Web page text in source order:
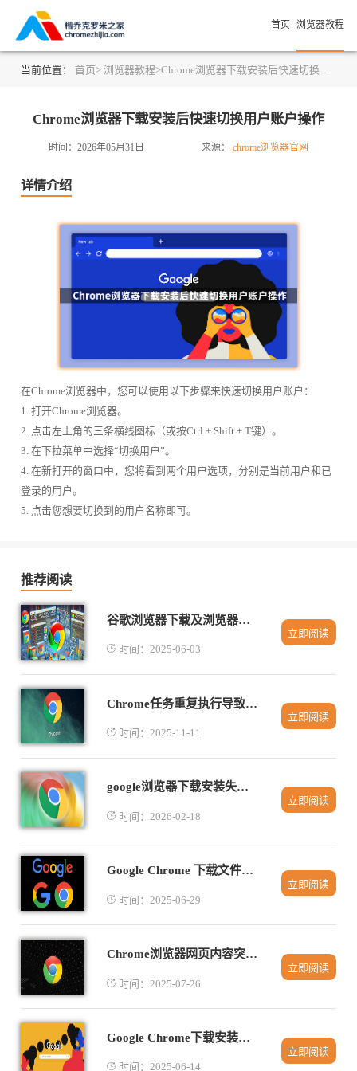
首页 浏览器教程
当前位置： 首页> 浏览器教程>Chrome浏览器下载安装后快速切换用户账户操作
Chrome浏览器下载安装后快速切换用户账户操作
时间：2026年05月31日 来源： chrome浏览器官网
详情介绍
在Chrome浏览器中，您可以使用以下步骤来快速切换用户账户：
1. 打开Chrome浏览器。
2. 点击左上角的三条横线图标（或按Ctrl + Shift + T键）。
3. 在下拉菜单中选择“切换用户”。
4. 在新打开的窗口中，您将看到两个用户选项，分别是当前用户和已
登录的用户。
5. 点击您想要切换到的用户名称即可。
推荐阅读
谷歌浏览器下载及浏览器启动加速实用方法
时间：2025-06-03
立即阅读
Chrome任务重复执行导致下载资源冗余的管理方式
时间：2025-11-11
立即阅读
google浏览器下载安装失败是否检查硬盘健康状态
时间：2026-02-18
立即阅读
Google Chrome 下载文件夹无响应如何恢复
时间：2025-06-29
立即阅读
Chrome浏览器网页内容突然不显示怎么办
时间：2025-07-26
立即阅读
Google Chrome下载安装时卡住系统的处理办法
时间：2025-06-14
立即阅读